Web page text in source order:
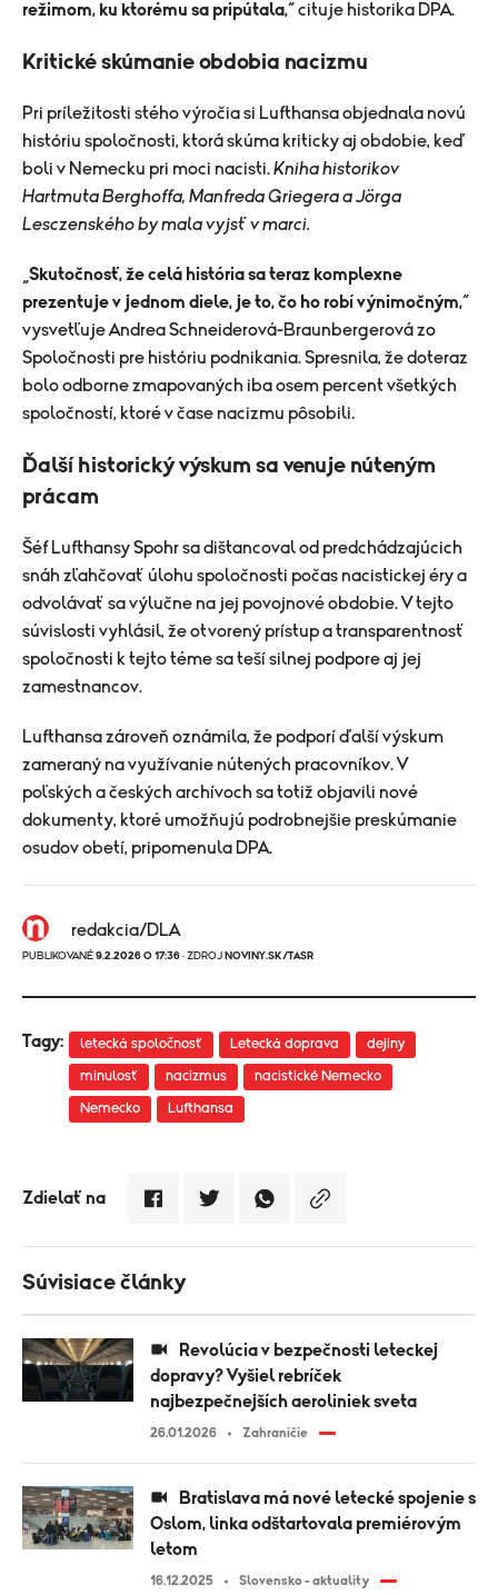
režimom, ku ktorému sa pripútala,“ cituje historika DPA.
Kritické skúmanie obdobia nacizmu
Pri príležitosti stého výročia si Lufthansa objednala novú
históriu spoločnosti, ktorá skúma kriticky aj obdobie, keď
boli v Nemecku pri moci nacisti.Kniha historikov
Hartmuta Berghoffa, Manfreda Griegera a Jörga
Lesczenského by mala vyjsť v marci.
Skutočnosť, že celá história sa teraz komplexne
prezentuje v jednom diele, je to, čo ho robí výnimočným,“
vysvetľuje Andrea Schneiderová-Braunbergerová zo
Spoločnosti pre históriu podnikania. Spresnila, že doteraz
bolo odborne zmapovaných iba osem percent všetkých
spoločností, ktoré v čase nacizmu pôsobili.
Ďalší historický výskum sa venuje núteným
prácam
Šéf Lufthansy Spohr sa dištancoval od predchádzajúcich
snáh zľahčovať úlohu spoločnosti počas nacistickej éry a
odvolávať sa výlučne na jej povojnové obdobie. V tejto
súvislosti vyhlásil, že otvorený prístup a transparentnosť
spoločnosti k tejto téme sa teší silnej podpore aj jej
zamestnancov.
Lufthansa zároveň oznámila, že podporí ďalší výskum
zameraný na využívanie nútených pracovníkov. V
poľských a českých archívoch sa totiž objavili nové
dokumenty, ktoré umožňujú podrobnejšie preskúmanie
osudov obetí, pripomenula DPA.
redakcia/DLA
PUBLIKOVANÉ 9.2.2026 O 17:36 · ZDROJ NOVINY.SK/TASR
Tagy: letecká spoločnosť Letecká doprava dejiny
minulosť nacizmus nacistické Nemecko
Nemecko Lufthansa
Zdielať na
Súvisiace články
dopravy? Vyšiel rebríček
najbezpečnejších aeroliniek sveta
26.01.2026 Zahraničie
Oslom, linka odštartovala premiérovým
letom
16.12.2025 Slovensko - aktuality